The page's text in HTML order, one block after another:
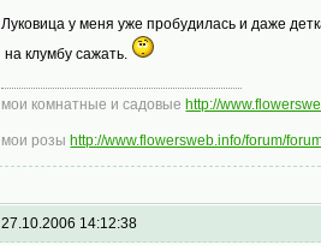
Луковица у меня уже пробудилась и даже
на клумбу сажать.
мои комнатные и садовые http://
мои розы http://www.flowersweb.info/forum/
27.10.2006 14:12:38